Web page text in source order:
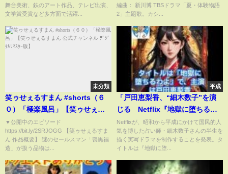
舞台美術、鉄のアート作品、テレビ出演、
文学賞受賞など多方面で活躍...
編曲： 新川博 TBSドラマ「夏・体験物語
2」主題歌。カシ...
未分類
笑ゥせぇるすまん #shorts（６
０）「極楽風呂」【笑ゥせぇる
すまん 公式チャンネル ﾃﾞｼﾞﾀﾙﾘﾏ
ｽﾀｰ版】
▼公開中のエピソード
https://bit.ly/2SRJOGG 【笑ゥせぇるすま
ん 作品概要】 謎のセールスマン「喪黒福
造」が扱う品物は...
平成
「戸田恵梨香、“細木数子”を演
じる Netflix『地獄に堕ちるわ
よ』2026年世界配信」 #戸田
恵梨香 #細木数子 #Netflix #地獄
に堕ちるわよ #ドラマ化
Netflixが、昭和から平成にかけて国民的人
気を博した占い師・細木数子さんの半生を
描く実写ドラマを制作することを発表。タ
イトルは『地獄に堕...